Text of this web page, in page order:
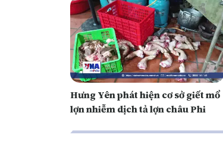
Hưng Yên phát hiện cơ sở giết mổ
lợn nhiễm dịch tả lợn châu Phi